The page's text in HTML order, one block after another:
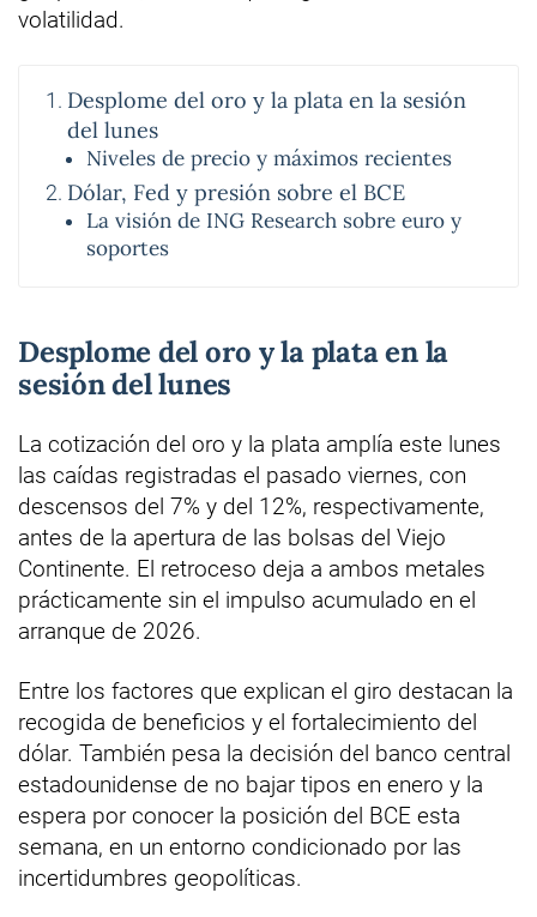
volatilidad.
Desplome del oro y la plata en la sesión
del lunes
Niveles de precio y máximos recientes
Dólar, Fed y presión sobre el BCE
La visión de ING Research sobre euro y
soportes
Desplome del oro y la plata en la
sesión del lunes
La cotización del oro y la plata amplía este lunes
las caídas registradas el pasado viernes, con
descensos del 7% y del 12%, respectivamente,
antes de la apertura de las bolsas del Viejo
Continente. El retroceso deja a ambos metales
prácticamente sin el impulso acumulado en el
arranque de 2026.
Entre los factores que explican el giro destacan la
recogida de beneficios y el fortalecimiento del
dólar. También pesa la decisión del banco central
estadounidense de no bajar tipos en enero y la
espera por conocer la posición del BCE esta
semana, en un entorno condicionado por las
incertidumbres geopolíticas.